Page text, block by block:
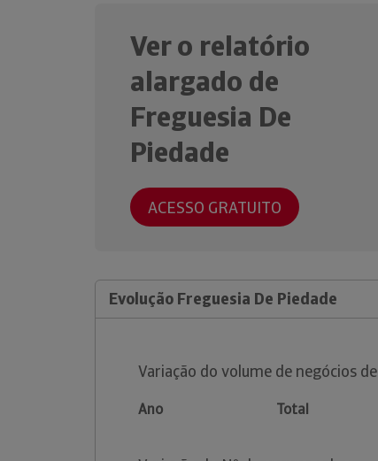
Ver o relatório
alargado de
Freguesia De
Piedade
ACESSO GRATUITO
Evolução Freguesia De Piedade
Variação do volume de negócios de
Ano Total